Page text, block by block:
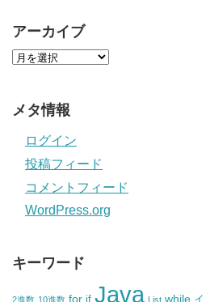
アーカイブ
メタ情報
ログイン
投稿フィード
コメントフィード
WordPress.org
キーワード
2進数 10進数 for if Java List while